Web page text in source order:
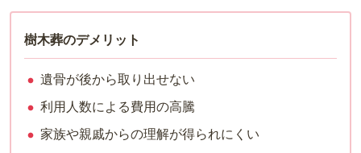
樹木葬のデメリット
遺骨が後から取り出せない
利用人数による費用の高騰
家族や親戚からの理解が得られにくい